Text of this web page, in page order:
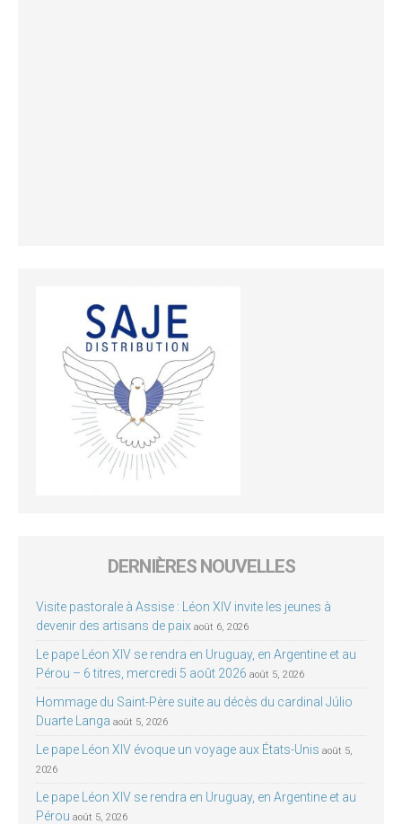
DERNIÈRES NOUVELLES
Visite pastorale à Assise : Léon XIV invite les jeunes à
devenir des artisans de paix août 6, 2026
Le pape Léon XIV se rendra en Uruguay, en Argentine et au
Pérou – 6 titres, mercredi 5 août 2026 août 5, 2026
Hommage du Saint-Père suite au décès du cardinal Júlio
Duarte Langa août 5, 2026
Le pape Léon XIV évoque un voyage aux États-Unis août 5,
2026
Le pape Léon XIV se rendra en Uruguay, en Argentine et au
Pérou août 5, 2026